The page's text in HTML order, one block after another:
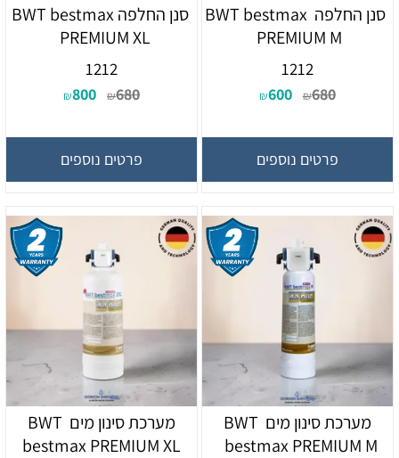
סנן החלפה BWT bestmax
PREMIUM M
1212
₪680
₪600
פרטים נוספים
סנן החלפה BWT bestmax
PREMIUM XL
1212
₪680
₪800
פרטים נוספים
מערכת סינון מים BWT
bestmax PREMIUM M
מערכת סינון מים BWT
bestmax PREMIUM XL